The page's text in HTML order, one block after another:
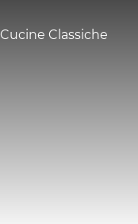
Cucine Classiche